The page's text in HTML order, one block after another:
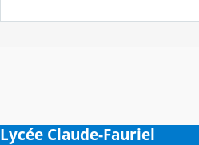
Lycée Claude-Fauriel